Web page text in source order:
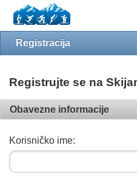
Registracija
Registrujte se na
Obavezne informacije
Korisničko ime: